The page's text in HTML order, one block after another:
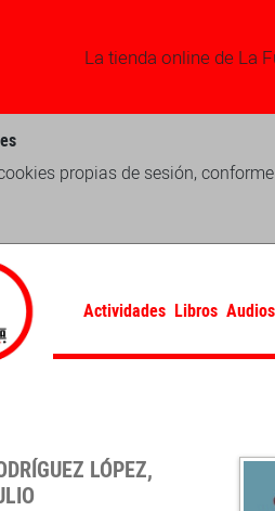
La tienda online de La
propias de sesión,
Actividades Libros Audios
LÓPEZ,